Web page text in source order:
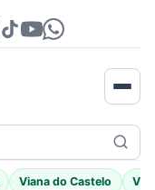
Viana do Castelo Vila